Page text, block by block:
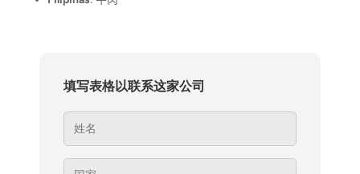
填写表格以联系这家公司